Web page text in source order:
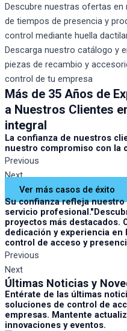
Descubre nuestras ofertas
de tiempos de presencia y
control mediante huella
Descarga nuestro catálogo y
piezas de recambio y
control de tu empresa
Más de 35 Años de
a Nuestros Clientes
integral
La confianza de nuestros
nuestro compromiso con la
Previous
Next
Ver más casos de éxito
Su confianza refleja
servicio
proyectos más destacados.
dedicación y experiencia
control de acceso y
Previous
Next
Últimas Noticias y
Entérate de las últimas
soluciones de control de
empresas. Mantente
innovaciones y eventos.